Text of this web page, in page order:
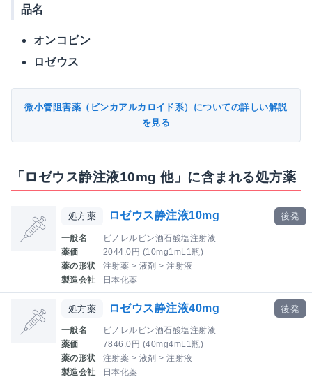
品名
オンコビン
ロゼウス
微小管阻害薬（ビンカアルカロイド系）についての詳しい解説
を見る
「ロゼウス静注液10mg 他」に含まれる処方薬
処方薬 ロゼウス静注液10mg
一般名
ビノレルビン酒石酸塩注射液
薬価
2044.0円 (10mg1mL1瓶)
薬の形状
注射薬 > 液剤 > 注射液
製造会社
日本化薬
後発
処方薬 ロゼウス静注液40mg
一般名
ビノレルビン酒石酸塩注射液
薬価
7846.0円 (40mg4mL1瓶)
薬の形状
注射薬 > 液剤 > 注射液
製造会社
日本化薬
後発